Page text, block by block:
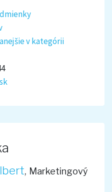
v kategórii
, Marketingový